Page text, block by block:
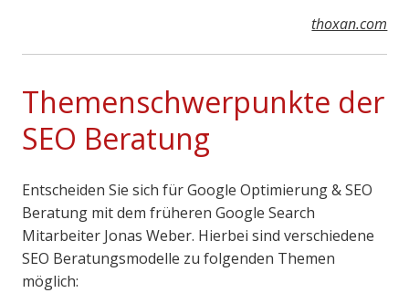
thoxan.com
Themenschwerpunkte der
SEO Beratung
Entscheiden Sie sich für Google Optimierung & SEO
Beratung mit dem früheren Google Search
Mitarbeiter Jonas Weber. Hierbei sind verschiedene
SEO Beratungsmodelle zu folgenden Themen
möglich: